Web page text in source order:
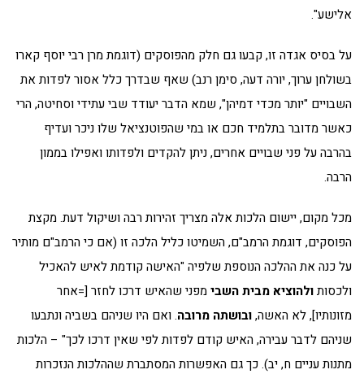
אלישע".
על בסיס אגדה זו, קבעו גם חלק מהפוסקים (דוגמת מרן רבי יוסף קארו
בשולחן ערוך, יורה דעה, סימן רנב) שאף שבדרך כלל אסור לפדות את
השבויים "יותר מכדי דמיהן", שמא הדבר יעודד שבי עתידי וסחיטה, הרי
כאשר מדובר בתלמיד חכם או במי שהפוטנציאל שלו ניכר ועדיף
בהרבה על פני שבויים אחרים, ניתן להקדים ולפדותו ואפילו בממון
הרבה.
מכל מקום, יישום הלכות אלה מצריך זהירות רבה ושיקול דעת. מקצת
הפוסקים, דוגמת הרמב"ם, השמיטו כליל הלכה זו (אם כי הרמב"ם מותיר
על כנה את ההלכה הנוספת שלפיה "האישה קודמת לאיש להאכיל
ולכסותולהוציא מבית השבימפני שהאיש דרכו לחזר [=אחר
מזונותיו], לא האשה,ובושתה מרובה. ואם היו שניהם בשביה ונתבעו
שניהם לדבר עבירה, האיש קודם לפדות לפי שאין דרכו לכך" – הלכות
מתנות עניים ח, יב). כך גם האפשרות המסתברת שההלכות הנזכרות